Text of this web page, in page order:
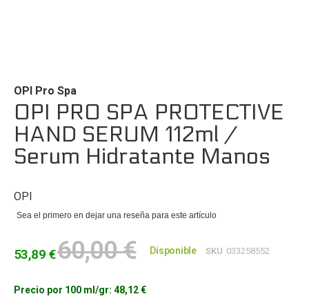
de
la
galería
de
imágenes
OPI Pro Spa
OPI PRO SPA PROTECTIVE
HAND SERUM 112ml /
Serum Hidratante Manos
OPI
Sea el primero en dejar una reseña para este artículo
53,89 €60,00 € Disponible SKU 033258552
Precio por 100 ml/gr: 48,12 €